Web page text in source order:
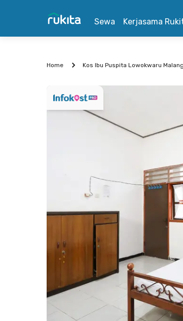
Sewa Kerjasama
Home Kos Ibu Puspita Lowokwaru Malang